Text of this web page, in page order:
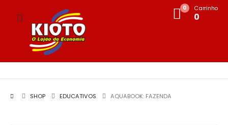
0 Carrinho
0
SHOP EDUCATIVOS AQUABOOK: FAZENDA